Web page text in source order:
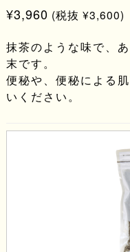
¥3,960 (税抜 ¥3,600)
抹茶のような味で、
末です。
便秘や、便秘による
いください。